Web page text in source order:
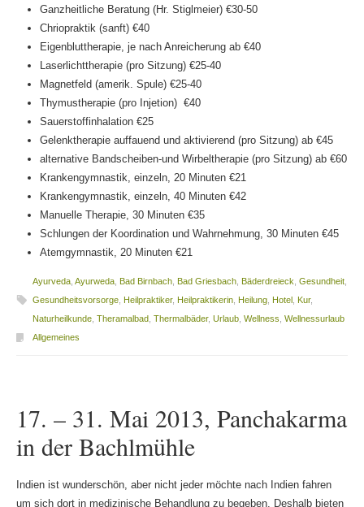
Ganzheitliche Beratung (Hr. Stiglmeier) €30-50
Chriopraktik (sanft) €40
Eigenbluttherapie, je nach Anreicherung ab €40
Laserlichttherapie (pro Sitzung) €25-40
Magnetfeld (amerik. Spule) €25-40
Thymustherapie (pro Injetion) €40
Sauerstoffinhalation €25
Gelenktherapie auffauend und aktivierend (pro Sitzung) ab €45
alternative Bandscheiben-und Wirbeltherapie (pro Sitzung) ab €60
Krankengymnastik, einzeln, 20 Minuten €21
Krankengymnastik, einzeln, 40 Minuten €42
Manuelle Therapie, 30 Minuten €35
Schlungen der Koordination und Wahrnehmung, 30 Minuten €45
Atemgymnastik, 20 Minuten €21
Ayurveda, Ayurweda, Bad Birnbach, Bad Griesbach, Bäderdreieck, Gesundheit,
Gesundheitsvorsorge, Heilpraktiker, Heilpraktikerin, Heilung, Hotel , Kur,
Naturheilkunde, Theramalbad, Thermalbäder, Urlaub, Wellness, Wellnessurlaub
Allgemeines
17. – 31. Mai 2013, Panchakarma
in der Bachlmühle
Indien ist wunderschön, aber nicht jeder möchte nach Indien fahren
um sich dort in medizinische Behandlung zu begeben. Deshalb bieten